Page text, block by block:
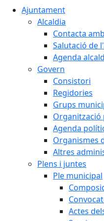
Ajuntament
Alcaldia
Contacta
Salutació de
Agenda
Govern
Consistori
Regidories
Grups
Organització
Agenda
Organismes
Altres
Plens i juntes
Ple municipal
Actes